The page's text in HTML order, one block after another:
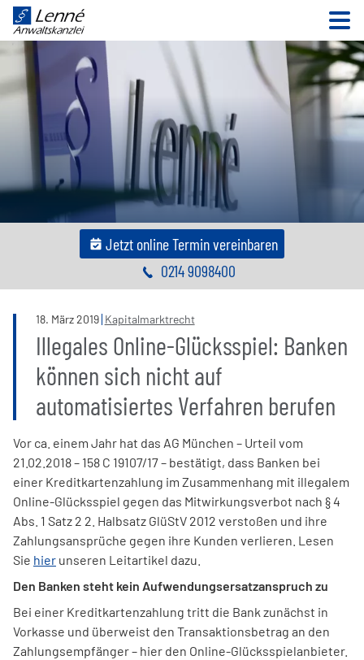
Jetzt online Termin vereinbaren
0214 9098400
18. März2019 Kapitalmarktrecht
Illegales Online-Glücksspiel: Banken
können sich nicht auf
automatisiertes Verfahren berufen
Vor ca. einem Jahr hat das AG München – Urteil vom
21.02.2018 – 158 C 19107/17 – bestätigt, dass Banken bei
einer Kreditkartenzahlung im Zusammenhang mit illegalem
Online-Glücksspiel gegen das Mitwirkungsverbot nach § 4
Abs. 1 Satz 2 2. Halbsatz GlüStV 2012 verstoßen und ihre
Zahlungsansprüche gegen ihre Kunden verlieren. Lesen
Sie hier unseren Leitartikel dazu.
Den Banken steht kein Aufwendungsersatzanspruch zu
Bei einer Kreditkartenzahlung tritt die Bank zunächst in
Vorkasse und überweist den Transaktionsbetrag an den
Zahlungsempfänger – hier den Online-Glücksspielanbieter.